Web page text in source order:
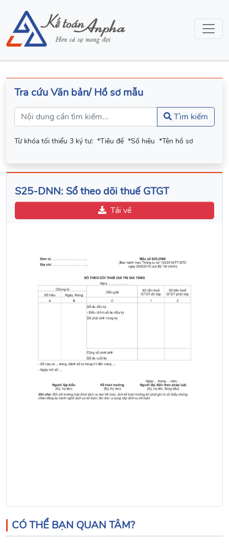
Tra cứu Văn bản/ Hồ sơ mẫu
Tìm kiếm
Từ khóa tối thiểu 3 ký tự: *Tiêu đề *Số hiệu *Tên hồ sơ
S25-DNN: Sổ theo dõi thuế GTGT
Tải về
CÓ THỂ BẠN QUAN TÂM?